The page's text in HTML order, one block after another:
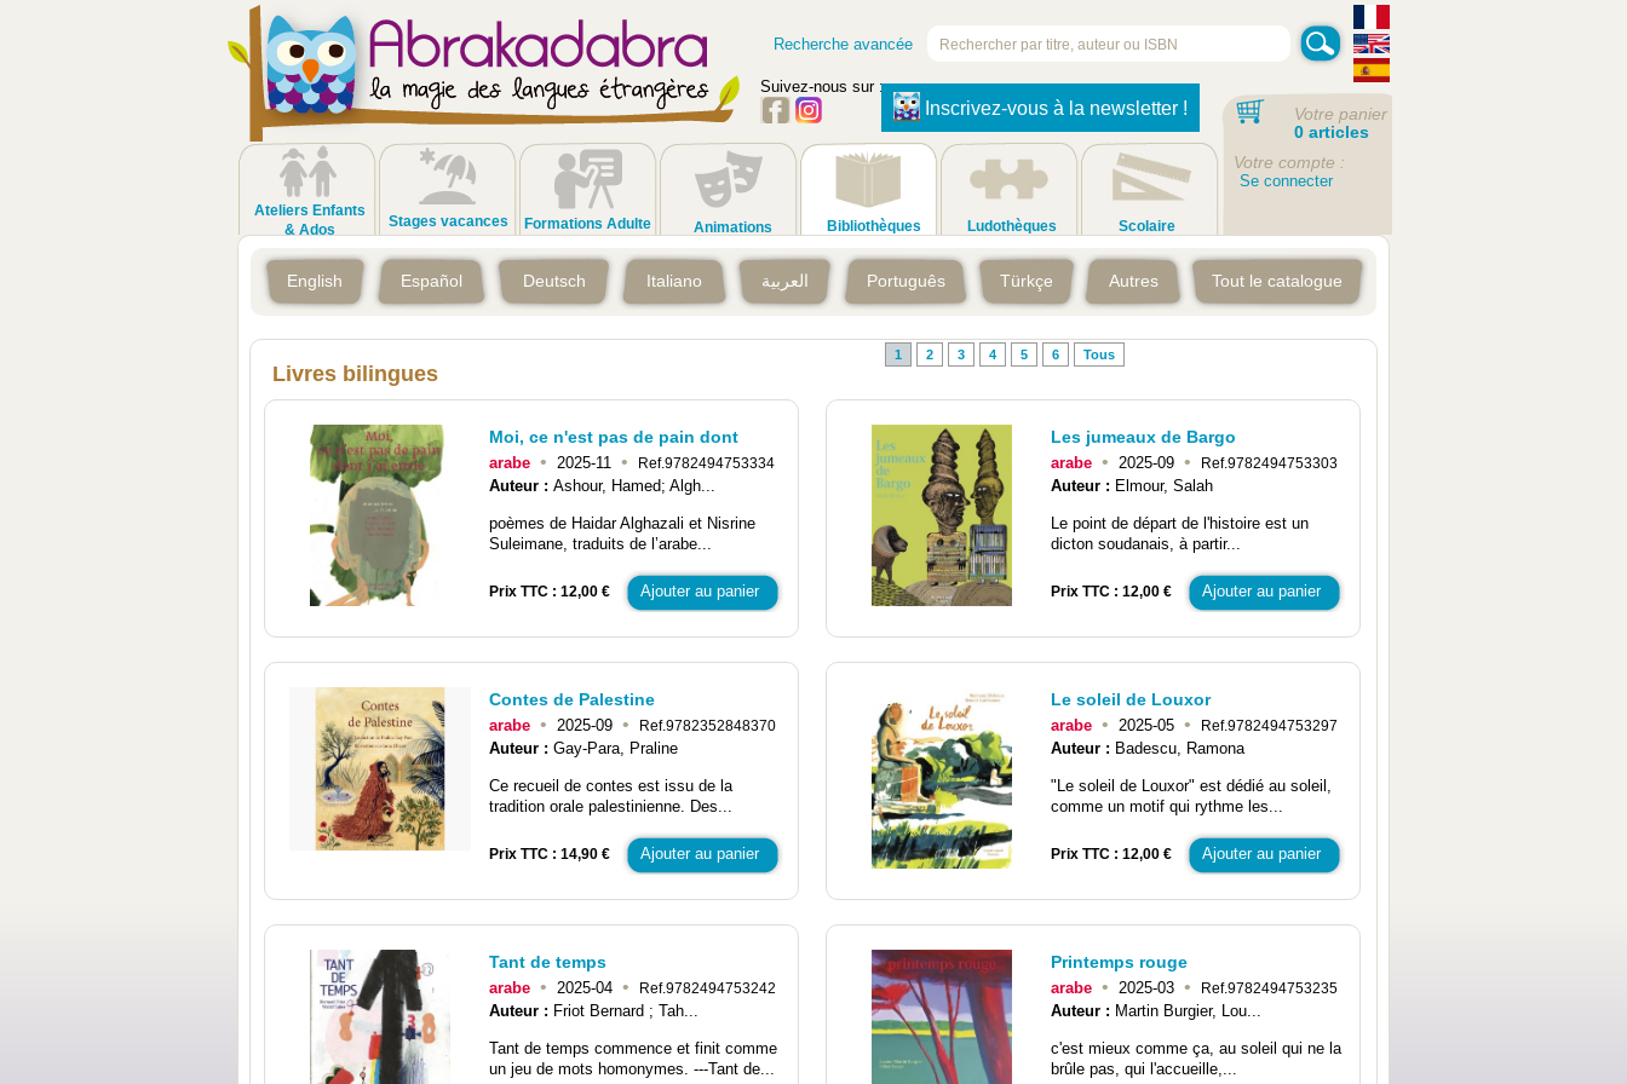
Recherche avancée
Suivez-nous sur :
Inscrivez-vous à la newsletter !
Ateliers Enfants
& Ados
Stages vacances Formations Adulte Animations Bibliothèques Ludothèques Scolaire
Votre panier
0 articles
Votre compte :
Se connecter
English Español Deutsch Italiano العربية Português Türkçe Autres Tout le catalogue
Livres bilingues
1 2 3 4 5 6 Tous
Moi, ce n'est pas de pain dont
arabe • 2025-11 • Ref.9782494753334
Auteur : Ashour, Hamed; Algh...
poèmes de Haidar Alghazali et Nisrine
Suleimane, traduits de l’arabe...
Prix TTC : 12,00 € Ajouter au panier
Les jumeaux de Bargo
arabe • 2025-09 • Ref.9782494753303
Auteur : Elmour, Salah
Le point de départ de l'histoire est un
dicton soudanais, à partir...
Prix TTC : 12,00 € Ajouter au panier
Contes de Palestine
arabe • 2025-09 • Ref.9782352848370
Auteur : Gay-Para, Praline
Ce recueil de contes est issu de la
tradition orale palestinienne. Des...
Prix TTC : 14,90 € Ajouter au panier
Le soleil de Louxor
arabe • 2025-05 • Ref.9782494753297
Auteur : Badescu, Ramona
"Le soleil de Louxor" est dédié au soleil,
comme un motif qui rythme les...
Prix TTC : 12,00 € Ajouter au panier
Tant de temps
arabe • 2025-04 • Ref.9782494753242
Auteur : Friot Bernard ; Tah...
Tant de temps commence et finit comme
un jeu de mots homonymes. ---Tant de...
Printemps rouge
arabe • 2025-03 • Ref.9782494753235
Auteur : Martin Burgier, Lou...
c'est mieux comme ça, au soleil qui ne la
brûle pas, qui l'accueille,...